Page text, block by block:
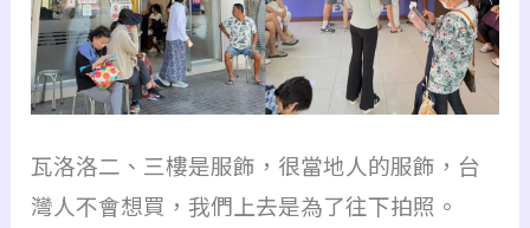
瓦洛洛二、三樓是服飾，很當地人的服飾，台
灣人不會想買，我們上去是為了往下拍照。